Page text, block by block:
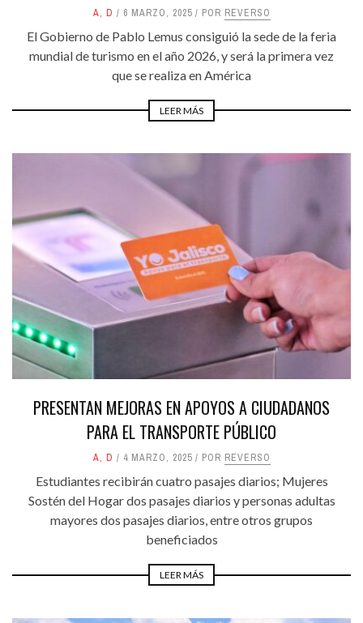
A, D 6 MARZO, 2025 POR REVERSO
El Gobierno de Pablo Lemus consiguió la sede de la feria
mundial de turismo en el año 2026, y será la primera vez
que se realiza en América
LEER MÁS
PRESENTAN MEJORAS EN APOYOS A CIUDADANOS
PARA EL TRANSPORTE PÚBLICO
A, D 4 MARZO, 2025 POR REVERSO
Estudiantes recibirán cuatro pasajes diarios; Mujeres
Sostén del Hogar dos pasajes diarios y personas adultas
mayores dos pasajes diarios, entre otros grupos
beneficiados
LEER MÁS